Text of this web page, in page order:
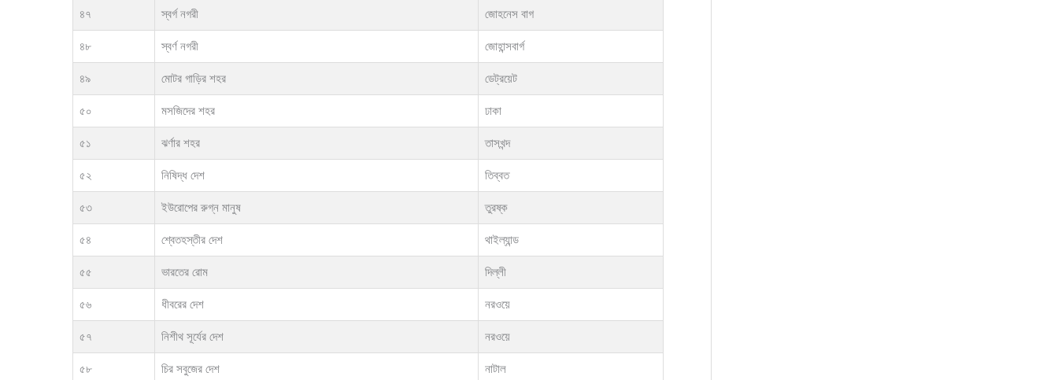
৪৭ স্বর্গ নগরী জোহনেস বাগ
৪৮ স্বর্ণ নগরী জোহান্সবার্গ
৪৯ মোটর গাড়ির শহর ডেট্রয়েট
৫০ মসজিদের শহর ঢাকা
৫১ ঝর্ণার শহর তাসখন্দ
৫২ নিষিদ্ধ দেশ তিব্বত
৫৩ ইউরোপের রুগ্ন মানুষ তুরষ্ক
৫৪ শ্বেতহস্তীর দেশ থাইল্যান্ড
৫৫ ভারতের রোম দিল্লী
৫৬ ধীবরের দেশ নরওয়ে
৫৭ নিশীথ সূর্যের দেশ নরওয়ে
৫৮ চির সবুজের দেশ নাটাল